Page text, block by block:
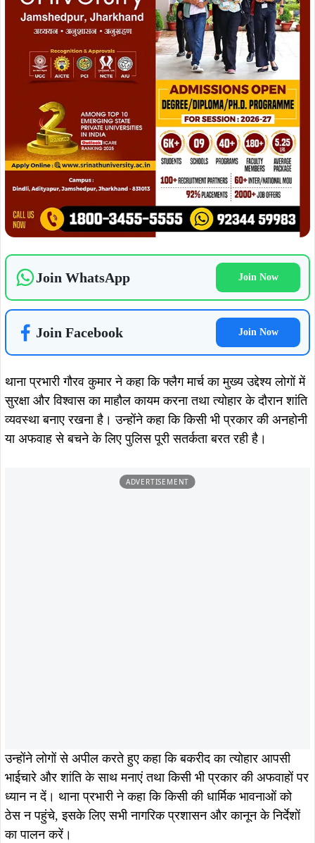
Join WhatsApp Join Now
Join Facebook Join Now
थाना प्रभारी गौरव कुमार ने कहा कि फ्लैग मार्च का मुख्य उद्देश्य लोगों में
सुरक्षा और विश्वास का माहौल कायम करना तथा त्योहार के दौरान शांति
व्यवस्था बनाए रखना है। उन्होंने कहा कि किसी भी प्रकार की अनहोनी
या अफवाह से बचने के लिए पुलिस पूरी सतर्कता बरत रही है।
ADVERTISEMENT
उन्होंने लोगों से अपील करते हुए कहा कि बकरीद का त्योहार आपसी
भाईचारे और शांति के साथ मनाएं तथा किसी भी प्रकार की अफवाहों पर
ध्यान न दें। थाना प्रभारी ने कहा कि किसी की धार्मिक भावनाओं को
ठेस न पहुंचे, इसके लिए सभी नागरिक प्रशासन और कानून के निर्देशों
का पालन करें।